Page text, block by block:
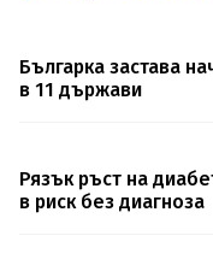
Българка застава
в 11 държави
Рязък ръст на
в риск без диагноза